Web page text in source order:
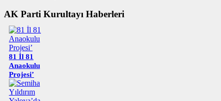
AK Parti Kurultayı Haberleri
81 İl 81
Anaokulu
Projesi’